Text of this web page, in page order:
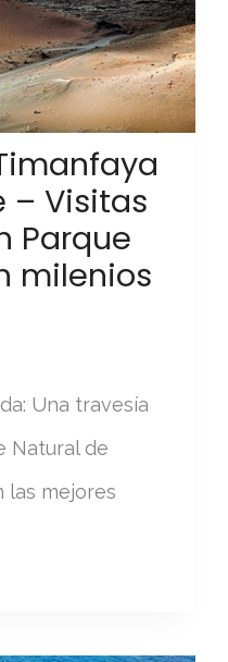
– Visitas
Parque
milenios
Una travesía
Natural de
las mejores